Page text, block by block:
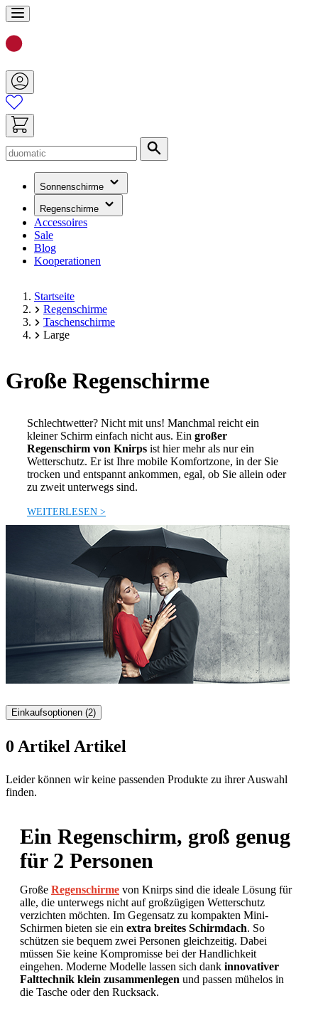
Zum
Inhalt
springen
Sonnenschirme
(hat
Untermenü)
Regenschirme
(hat
Accessoires
Sale
Blog
Kooperationen
Startseite
Regenschirme
Taschenschirme
Large
Große Regenschirme
Schlechtwetter? Nicht mit uns! Manchmal reicht ein
kleiner Schirm einfach nicht aus. Ein großer
Regenschirm von Knirps ist hier mehr als nur ein
Wetterschutz. Er ist Ihre mobile Komfortzone, in der Sie
trocken und entspannt ankommen, egal, ob Sie allein oder
zu zweit unterwegs sind.
WEITERLESEN >
Einkaufsoptionen (2)
0 Artikel Artikel
Zur
Produktliste
Leider können wir keine passenden Produkte zu ihrer Auswahl
finden.
Ein Regenschirm, groß genug
für 2 Personen
Große Regenschirme von Knirps sind die ideale Lösung für
alle, die unterwegs nicht auf großzügigen Wetterschutz
verzichten möchten. Im Gegensatz zu kompakten Mini-
Schirmen bieten sie ein extra breites Schirmdach. So
schützen sie bequem zwei Personen gleichzeitig. Dabei
müssen Sie keine Kompromisse bei der Handlichkeit
eingehen. Moderne Modelle lassen sich dank innovativer
Falttechnik klein zusammenlegen und passen mühelos in
die Tasche oder den Rucksack.